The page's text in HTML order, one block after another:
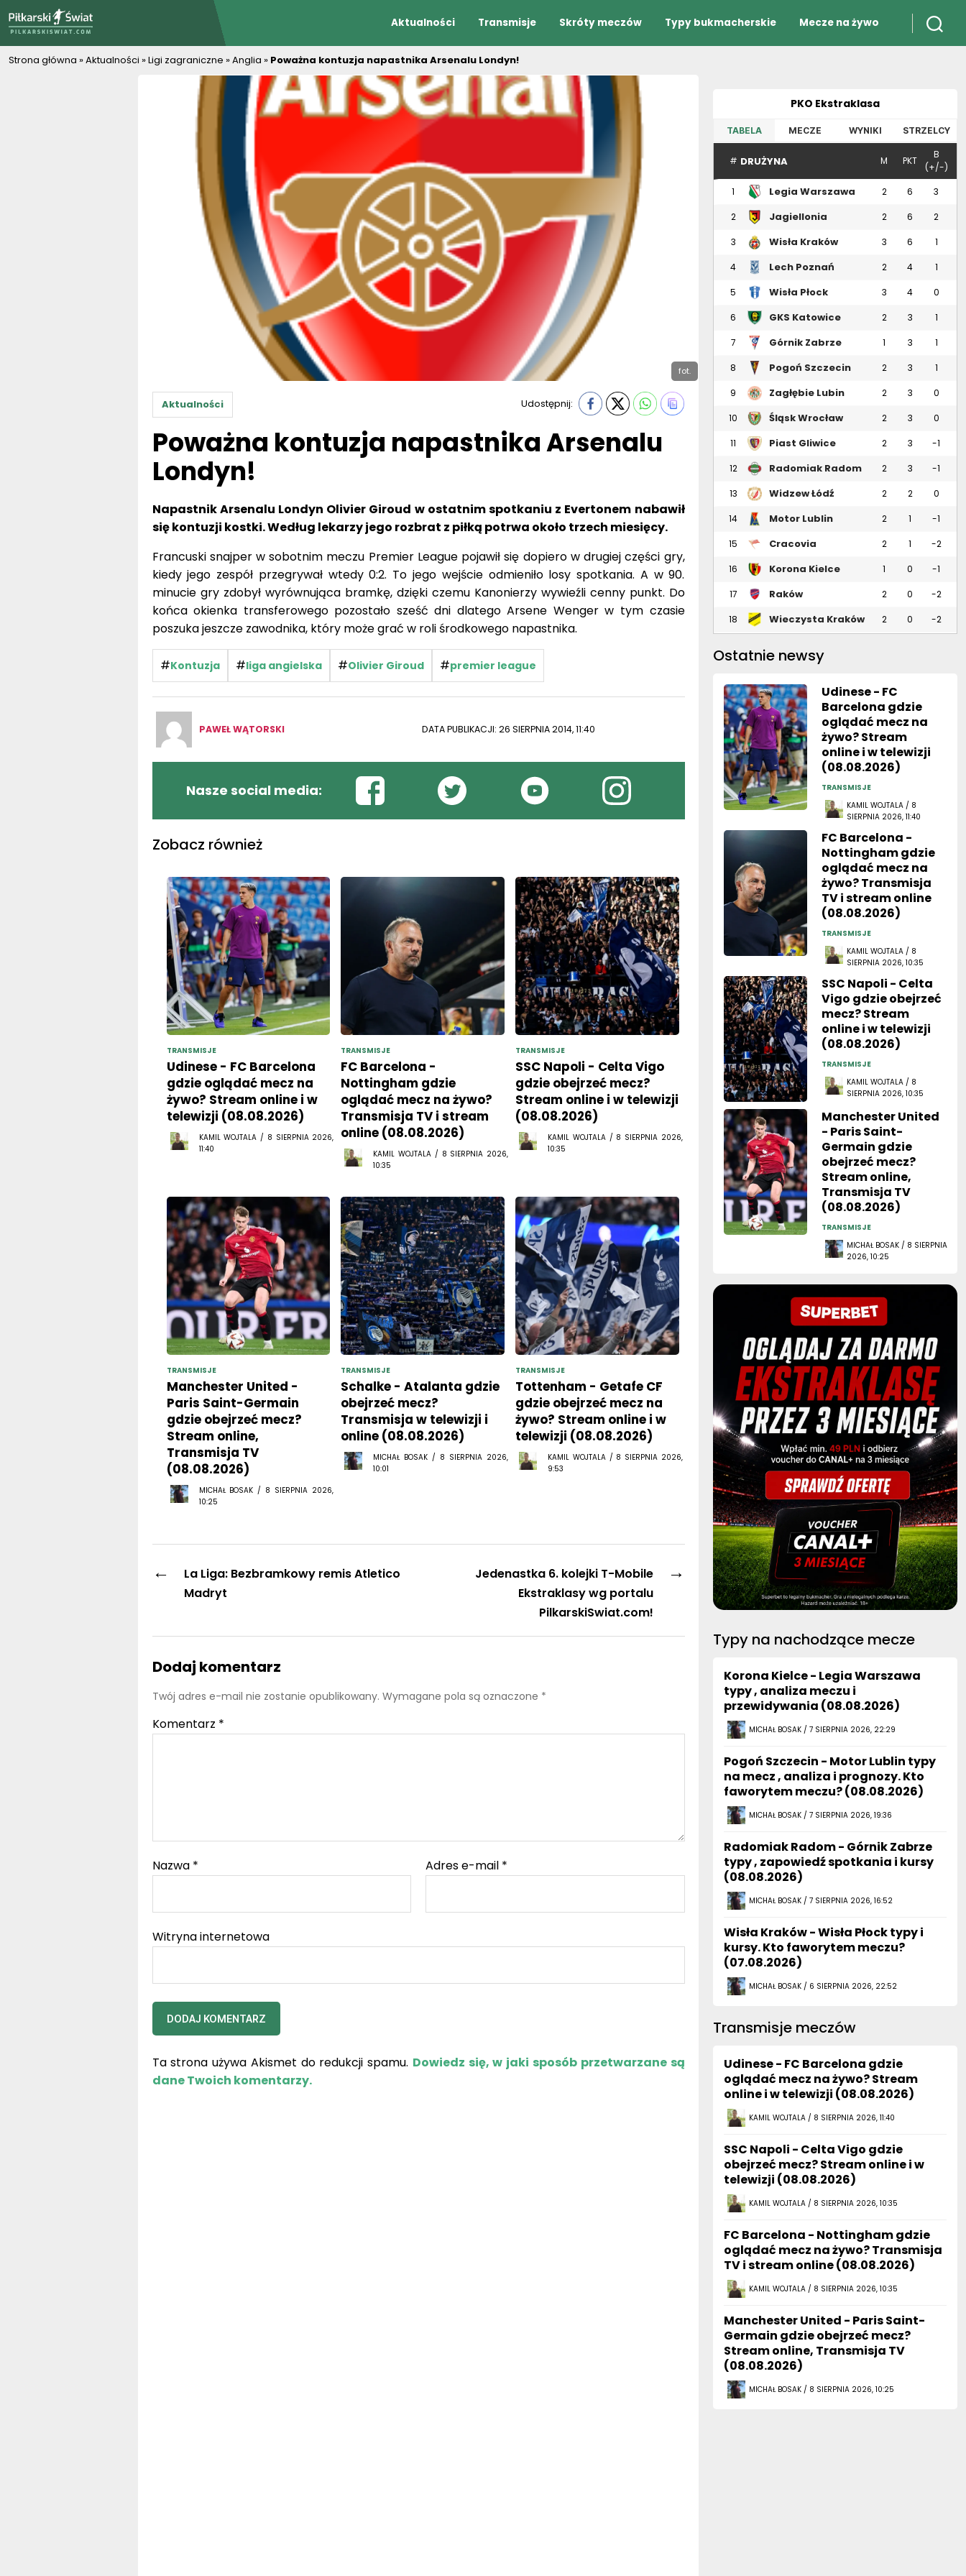
Aktualności Transmisje Skróty meczów Typy bukmacherskie Mecze na żywo
Strona główna »Aktualności »Ligi zagraniczne »Anglia » Poważna kontuzja napastnika Arsenalu Londyn!
fot.
Aktualności Udostępnij:
Poważna kontuzja napastnika Arsenalu
Londyn!
Napastnik Arsenalu Londyn Olivier Giroud w ostatnim spotkaniu z Evertonem nabawił
się kontuzji kostki. Według lekarzy jego rozbrat z piłką potrwa około trzech miesięcy.
Francuski snajper w sobotnim meczu Premier League pojawił się dopiero w drugiej części gry,
kiedy jego zespół przegrywał wtedy 0:2. To jego wejście odmieniło losy spotkania. A w 90.
minucie gry zdobył wyrównująca bramkę, dzięki czemu Kanonierzy wywieźli cenny punkt. Do
końca okienka transferowego pozostało sześć dni dlatego Arsene Wenger w tym czasie
poszuka jeszcze zawodnika, który może grać w roli środkowego napastnika.
#Kontuzja #liga angielska #Olivier Giroud #premier league
PAWEŁ WĄTORSKI DATA PUBLIKACJI: 26 SIERPNIA 2014, 11:40
Nasze social media:
Zobacz również
TRANSMISJE
Udinese - FC Barcelona
gdzie oglądać mecz na
żywo? Stream online i w
telewizji (08.08.2026)
KAMIL WOJTALA / 8 SIERPNIA 2026,
11:40
TRANSMISJE
FC Barcelona -
Nottingham gdzie
oglądać mecz na żywo?
Transmisja TV i stream
online (08.08.2026)
KAMIL WOJTALA / 8 SIERPNIA 2026,
10:35
TRANSMISJE
SSC Napoli - Celta Vigo
gdzie obejrzeć mecz?
Stream online i w telewizji
(08.08.2026)
KAMIL WOJTALA / 8 SIERPNIA 2026,
10:35
TRANSMISJE
Manchester United -
Paris Saint-Germain
gdzie obejrzeć mecz?
Stream online,
Transmisja TV
(08.08.2026)
MICHAŁ BOSAK / 8 SIERPNIA 2026,
10:25
TRANSMISJE
Schalke - Atalanta gdzie
obejrzeć mecz?
Transmisja w telewizji i
online (08.08.2026)
MICHAŁ BOSAK / 8 SIERPNIA 2026,
10:01
TRANSMISJE
Tottenham - Getafe CF
gdzie obejrzeć mecz na
żywo? Stream online i w
telewizji (08.08.2026)
KAMIL WOJTALA / 8 SIERPNIA 2026,
9:53
←
La Liga: Bezbramkowy remis Atletico
Madryt
→
Jedenastka 6. kolejki T-Mobile
Ekstraklasy wg portalu
PilkarskiSwiat.com!
Dodaj komentarz
Twój adres e-mail nie zostanie opublikowany. Wymagane pola są oznaczone *
Komentarz *
Nazwa * Adres e-mail *
Witryna internetowa
Ta strona używa Akismet do redukcji spamu. Dowiedz się, w jaki sposób przetwarzane są
dane Twoich komentarzy.
PKO Ekstraklasa
TABELA MECZE WYNIKI STRZELCY
# DRUŻYNA M PKT
B
(+/-)
1
Legia Warszawa 2 6 3
2
Jagiellonia
2 6 2
3 Wisła Kraków 3 6 1
4 Lech Poznań 2 4 1
5 Wisła Płock 3 4 0
6 GKS Katowice 2 3 1
7 Górnik Zabrze 1 3 1
8 Pogoń Szczecin 2 3 1
9 Zagłębie Lubin 2 3 0
10 Śląsk Wrocław 2 3 0
11 Piast Gliwice 2 3 -1
12 Radomiak Radom 2 3 -1
13 Widzew Łódź 2 2 0
14 Motor Lublin 2 1 -1
15 Cracovia 2 1 -2
16 Korona Kielce 1 0 -1
17
Raków
2 0 -2
18 Wieczysta Kraków 2 0 -2
Ostatnie newsy
Udinese - FC
Barcelona gdzie
oglądać mecz na
żywo? Stream
online i w telewizji
(08.08.2026)
TRANSMISJE
KAMIL WOJTALA / 8
SIERPNIA 2026, 11:40
FC Barcelona -
Nottingham gdzie
oglądać mecz na
żywo? Transmisja
TV i stream online
(08.08.2026)
TRANSMISJE
KAMIL WOJTALA / 8
SIERPNIA 2026, 10:35
SSC Napoli - Celta
Vigo gdzie obejrzeć
mecz? Stream
online i w telewizji
(08.08.2026)
TRANSMISJE
KAMIL WOJTALA / 8
SIERPNIA 2026, 10:35
Manchester United
- Paris Saint-
Germain gdzie
obejrzeć mecz?
Stream online,
Transmisja TV
(08.08.2026)
TRANSMISJE
MICHAŁ BOSAK / 8 SIERPNIA
2026, 10:25
Typy na nachodzące mecze
Korona Kielce - Legia Warszawa
typy , analiza meczu i
przewidywania (08.08.2026)
MICHAŁ BOSAK / 7 SIERPNIA 2026, 22:29
Pogoń Szczecin - Motor Lublin typy
na mecz , analiza i prognozy. Kto
faworytem meczu? (08.08.2026)
MICHAŁ BOSAK / 7 SIERPNIA 2026, 19:36
Radomiak Radom - Górnik Zabrze
typy , zapowiedź spotkania i kursy
(08.08.2026)
MICHAŁ BOSAK / 7 SIERPNIA 2026, 16:52
Wisła Kraków - Wisła Płock typy i
kursy. Kto faworytem meczu?
(07.08.2026)
MICHAŁ BOSAK / 6 SIERPNIA 2026, 22:52
Transmisje meczów
Udinese - FC Barcelona gdzie
oglądać mecz na żywo? Stream
online i w telewizji (08.08.2026)
KAMIL WOJTALA / 8 SIERPNIA 2026, 11:40
SSC Napoli - Celta Vigo gdzie
obejrzeć mecz? Stream online i w
telewizji (08.08.2026)
KAMIL WOJTALA / 8 SIERPNIA 2026, 10:35
FC Barcelona - Nottingham gdzie
oglądać mecz na żywo? Transmisja
TV i stream online (08.08.2026)
KAMIL WOJTALA / 8 SIERPNIA 2026, 10:35
Manchester United - Paris Saint-
Germain gdzie obejrzeć mecz?
Stream online, Transmisja TV
(08.08.2026)
MICHAŁ BOSAK / 8 SIERPNIA 2026, 10:25